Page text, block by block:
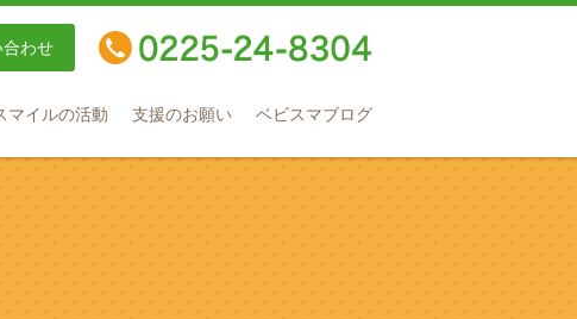
合わせ
マイルの活動 支援のお願い ベビスマブログ